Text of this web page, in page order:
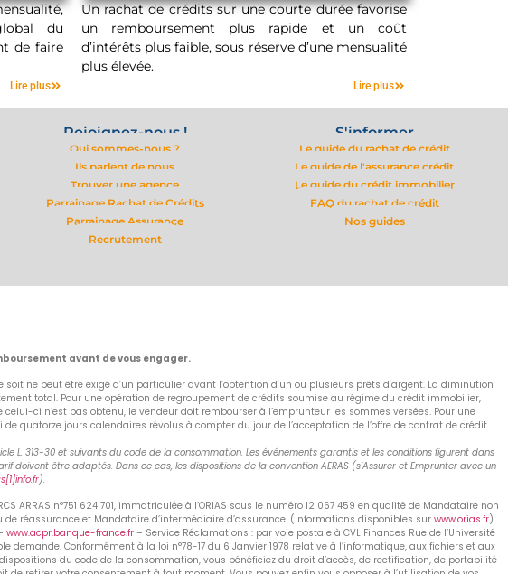
du
de faire
Lire plus
Courte durée
Un rachat de crédits sur une courte durée favorise
un remboursement plus rapide et un coût
d’intérêts plus faible, sous réserve d’une mensualité
plus élevée.
Lire plus
Rejoignez-nous !
Qui sommes-nous ?
Ils parlent de nous
Trouver une agence
Parrainage Rachat de Crédits
Parrainage Assurance
Recrutement
S'informer
Le guide du rachat de crédit
Le guide de l'assurance crédit
Le guide du crédit immobilier
FAQ du rachat de crédit
Nos guides
avant de vous engager.
ne peut être exigé d’un particulier avant l’obtention d’un ou plusieurs prêts d’argent. La diminution
total. Pour une opération de regroupement de crédits soumise au régime du crédit immobilier,
ci n’est pas obtenu, le vendeur doit rembourser à l’emprunteur les sommes versées. Pour une
jours calendaires révolus à compter du jour de l’acceptation de l’offre de contrat de crédit.
L. 313-30 et suivants du code de la consommation. Les événements garantis et les conditions figurent dans
être adaptés. Dans ce cas, les dispositions de la convention AERAS (s’Assurer et Emprunter avec un
).
ARRAS n°751 624 701, immatriculée à l’ORIAS sous le numéro 12 067 459 en qualité de Mandataire non
réassurance et Mandataire d’intermédiaire d’assurance. (Informations disponibles sur www.orias.fr)
www.acpr.banque-france.fr– Service Réclamations : par voie postale à CVL Finances Rue de l’Université
Conformément à la loi n°78-17 du 6 Janvier 1978 relative à l’informatique, aux fichiers et aux
du code de la consommation, vous bénéficiez du droit d’accès, de rectification, de portabilité